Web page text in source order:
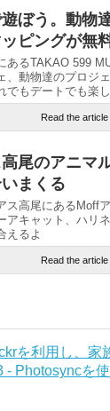
ぼう。動物
ピングが無
あるTAKAO 599
、動物達のプロジ
でもデートでも楽し
Read the article
尾のアニマ
まくる
ス高尾にあるMoff
アキャット、ハリ
えるよ
Read the article
を利用し、家
- Photosyncを